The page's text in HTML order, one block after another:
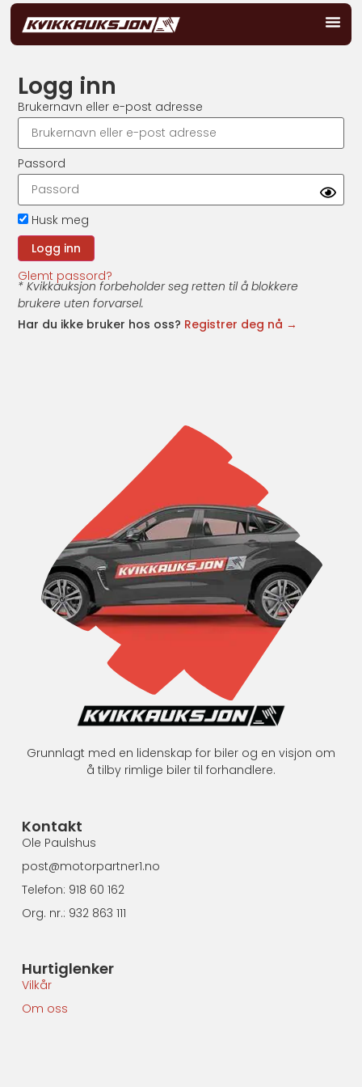
Logg inn
Brukernavn eller e-post adresse
Passord
Husk meg
Glemt passord?
* Kvikkauksjon forbeholder seg retten til å blokkere
brukere uten forvarsel.
Har du ikke bruker hos oss? Registrer deg nå →
Grunnlagt med en lidenskap for biler og en visjon om
å tilby rimlige biler til forhandlere.
Hurtiglenker
Vilkår
Om oss
Kontakt
Ole Paulshus
post@motorpartner1.no
Telefon: 918 60 162
Org. nr.: 932 863 111